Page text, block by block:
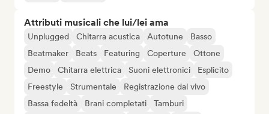
Attributi musicali che lui/lei ama
Unplugged Chitarra acustica Autotune
Basso
Beatmaker
Beats Featuring Coperture
Ottone
Demo
Chitarra elettrica Suoni elettronici
Esplicito
Freestyle
Strumentale
Registrazione dal vivo
Bassa fedeltà
Brani completati Tamburi